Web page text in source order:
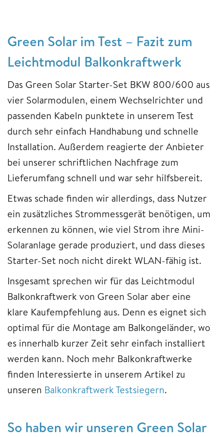
Green Solar im Test – Fazit zum
Leichtmodul Balkonkraftwerk
Das Green Solar Starter-Set BKW 800/600 aus
vier Solarmodulen, einem Wechselrichter und
passenden Kabeln punktete in unserem Test
durch sehr einfach Handhabung und schnelle
Installation. Außerdem reagierte der Anbieter
bei unserer schriftlichen Nachfrage zum
Lieferumfang schnell und war sehr hilfsbereit.
Etwas schade finden wir allerdings, dass Nutzer
ein zusätzliches Strommessgerät benötigen, um
erkennen zu können, wie viel Strom ihre Mini-
Solaranlage gerade produziert, und dass dieses
Starter-Set noch nicht direkt WLAN-fähig ist.
Insgesamt sprechen wir für das Leichtmodul
Balkonkraftwerk von Green Solar aber eine
klare Kaufempfehlung aus. Denn es eignet sich
optimal für die Montage am Balkongeländer, wo
es innerhalb kurzer Zeit sehr einfach installiert
werden kann. Noch mehr Balkonkraftwerke
finden Interessierte in unserem Artikel zu
unseren Balkonkraftwerk Testsiegern.
So haben wir unseren Green Solar